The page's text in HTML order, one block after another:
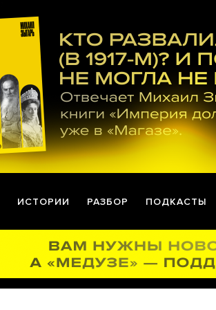
ИСТОРИИ РАЗБОР ПОДКАСТЫ